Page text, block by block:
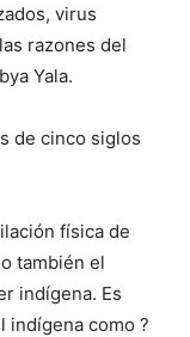
virus
razones del
Yala.
de cinco siglos
física de
también el
indígena. Es
indígena como ?